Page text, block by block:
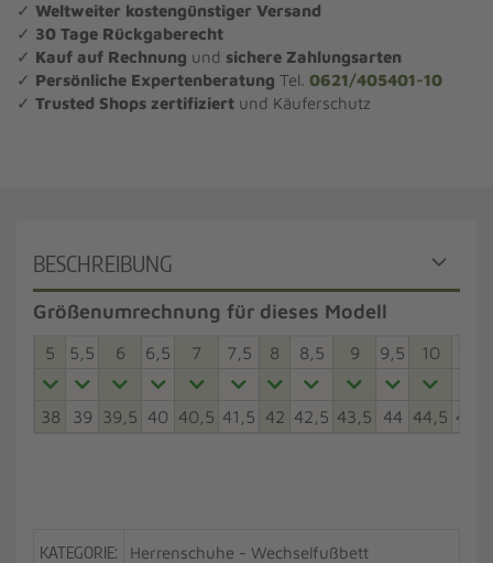
✓ Weltweiter kostengünstiger Versand
✓ 30 Tage Rückgaberecht
✓ Kauf auf Rechnung und sichere Zahlungsarten
✓ Persönliche Expertenberatung Tel. 0621/405401-10
✓ Trusted Shops zertifiziert und Käuferschutz
BESCHREIBUNG
Größenumrechnung für dieses Modell
5 5,5 6 6,5 7 7,5 8 8,5 9 9,5 10
38 39 39,5 40 40,5 41,5 42 42,5 43,5 44 44,5 45,5
KATEGORIE: Herrenschuhe - Wechselfußbett